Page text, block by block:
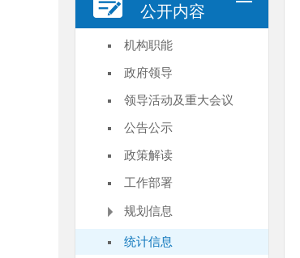
公开内容
机构职能
政府领导
领导活动及重大会议
公告公示
政策解读
工作部署
规划信息
统计信息